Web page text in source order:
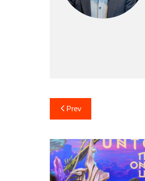
Post
navigation
Prev